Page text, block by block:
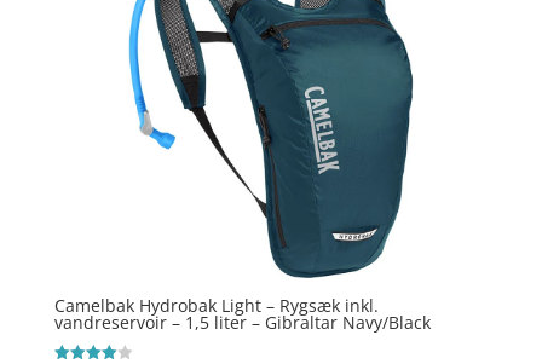
Camelbak Hydrobak Light – Rygsæk inkl.
vandreservoir – 1,5 liter – Gibraltar Navy/Black